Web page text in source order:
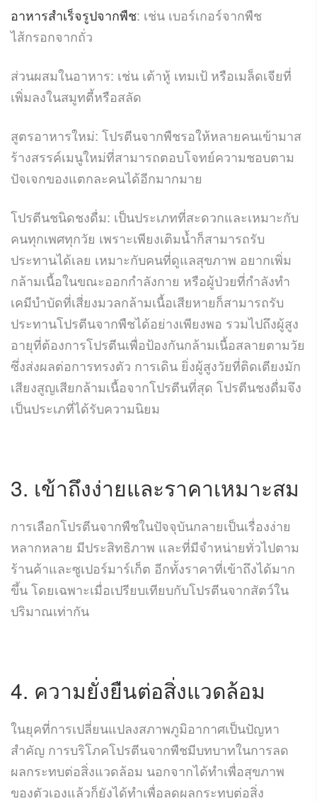
อาหารสำเร็จรูปจากพืช: เช่น เบอร์เกอร์จากพืช
ไส้กรอกจากถั่ว
ส่วนผสมในอาหาร: เช่น เต้าหู้ เทมเป้ หรือเมล็ดเจียที่
เพิ่มลงในสมูทตี้หรือสลัด
สูตรอาหารใหม่: โปรตีนจากพืชรอให้หลายคนเข้ามาส
ร้างสรรค์เมนูใหม่ที่สามารถตอบโจทย์ความชอบตาม
ปัจเจกของแตกละคนได้อีกมากมาย
โปรตีนชนิดชงดื่ม: เป็นประเภทที่สะดวกและเหมาะกับ
คนทุกเพศทุกวัย เพราะเพียงเติมน้ำก็สามารถรับ
ประทานได้เลย เหมาะกับคนที่ดูแลสุขภาพ อยากเพิ่ม
กล้ามเนื้อในขณะออกกำลังกาย หรือผู้ป่วยที่กำลังทำ
เคมีบำบัดที่เสี่ยงมวลกล้ามเนื้อเสียหายก็สามารถรับ
ประทานโปรตีนจากพืชได้อย่างเพียงพอ รวมไปถึงผู้สูง
อายุที่ต้องการโปรตีนเพื่อป้องกันกล้ามเนื้อสลายตามวัย
ซึ่งส่งผลต่อการทรงตัว การเดิน ยิ่งผู้สูงวัยที่ติดเตียงมัก
เสียงสูญเสียกล้ามเนื้อจากโปรตีนที่สุด โปรตีนชงดื่มจึง
เป็นประเภที่ได้รับความนิยม
3. เข้าถึงง่ายและราคาเหมาะสม
การเลือกโปรตีนจากพืชในปัจจุบันกลายเป็นเรื่องง่าย
หลากหลาย มีประสิทธิภาพ และที่มีจำหน่ายทั่วไปตาม
ร้านค้าและซูเปอร์มาร์เก็ต อีกทั้งราคาที่เข้าถึงได้มาก
ขึ้น โดยเฉพาะเมื่อเปรียบเทียบกับโปรตีนจากสัตว์ใน
ปริมาณเท่ากัน
4. ความยั่งยืนต่อสิ่งแวดล้อม
ในยุคที่การเปลี่ยนแปลงสภาพภูมิอากาศเป็นปัญหา
สำคัญ การบริโภคโปรตีนจากพืชมีบทบาทในการลด
ผลกระทบต่อสิ่งแวดล้อม นอกจากได้ทำเพื่อสุขภาพ
ของตัวเองแล้วก็ยังได้ทำเพื่อลดผลกระทบต่อสิ่ง